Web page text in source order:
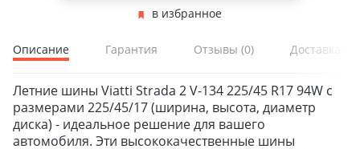
в избранное
Описание Гарантия Отзывы (0) Доставка и
Летние шины Viatti Strada 2 V-134 225/45 R17 94W с
размерами 225/45/17 (ширина, высота, диаметр
диска) - идеальное решение для вашего
автомобиля. Эти высококачественные шины